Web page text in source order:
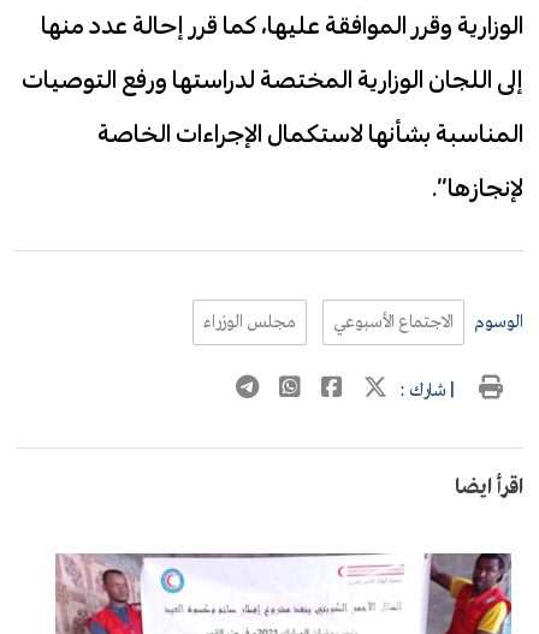
الوزارية وقرر الموافقة عليها، كما قرر إحالة عدد منها
إلى اللجان الوزارية المختصة لدراستها ورفع التوصيات
المناسبة بشأنها لاستكمال الإجراءات الخاصة
لإنجازها”.
الوسوم الاجتماع الأسبوعي مجلس الوزراء
| شارك :
اقرأ ايضا